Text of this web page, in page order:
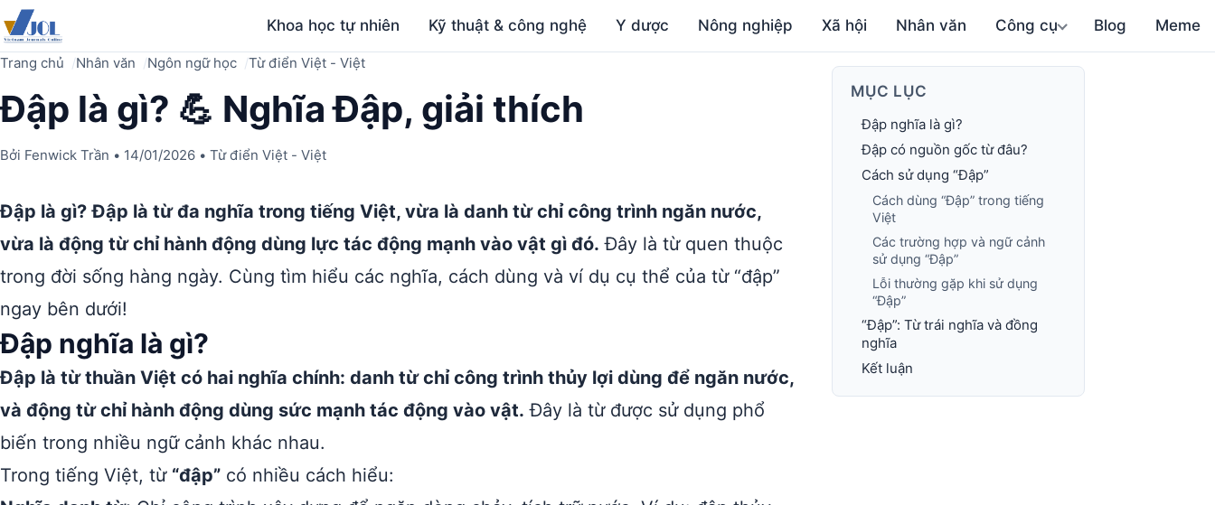
Khoa học tự nhiên Kỹ thuật & công nghệ Y dược Nông nghiệp Xã hội Nhân văn Công cụ Blog Meme
Trang chủ Nhân văn Ngôn ngữ học Từ điển Việt - Việt
Đập là gì? 💪 Nghĩa Đập, giải thích
Bởi Fenwick Trần • 14/01/2026 • Từ điển Việt - Việt
Đập là gì? Đập là từ đa nghĩa trong tiếng Việt, vừa là danh từ chỉ công trình ngăn nước,
vừa là động từ chỉ hành động dùng lực tác động mạnh vào vật gì đó. Đây là từ quen thuộc
trong đời sống hàng ngày. Cùng tìm hiểu các nghĩa, cách dùng và ví dụ cụ thể của từ “đập”
ngay bên dưới!
Đập nghĩa là gì?
Đập là từ thuần Việt có hai nghĩa chính: danh từ chỉ công trình thủy lợi dùng để ngăn nước,
và động từ chỉ hành động dùng sức mạnh tác động vào vật. Đây là từ được sử dụng phổ
biến trong nhiều ngữ cảnh khác nhau.
Trong tiếng Việt, từ “đập” có nhiều cách hiểu:
MỤC LỤC
Đập nghĩa là gì?
Đập có nguồn gốc từ đâu?
Cách sử dụng “Đập”
Cách dùng “Đập” trong tiếng
Việt
Các trường hợp và ngữ cảnh
sử dụng “Đập”
Lỗi thường gặp khi sử dụng
“Đập”
“Đập”: Từ trái nghĩa và đồng
nghĩa
Kết luận